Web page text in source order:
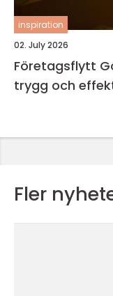
inspiration
02. July 2026
Företagsflytt
trygg och
Fler